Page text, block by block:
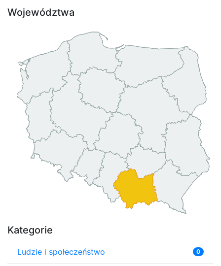
Województwa
Kategorie
Ludzie i społeczeństwo 0